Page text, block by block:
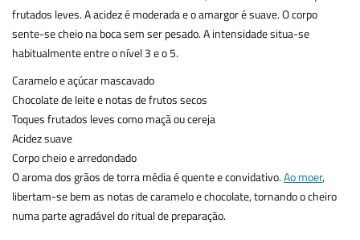
frutados leves. A acidez é moderada e o amargor é suave. O corpo
sente-se cheio na boca sem ser pesado. A intensidade situa-se
habitualmente entre o nível 3 e o 5.
Caramelo e açúcar mascavado
Chocolate de leite e notas de frutos secos
Toques frutados leves como maçã ou cereja
Acidez suave
Corpo cheio e arredondado
O aroma dos grãos de torra média é quente e convidativo.Ao moer,
libertam-se bem as notas de caramelo e chocolate, tornando o cheiro
numa parte agradável do ritual de preparação.